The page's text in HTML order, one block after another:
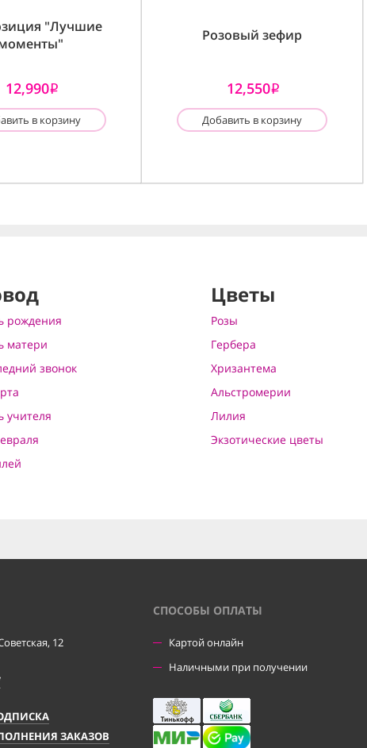
"Лучшие
12,990i
в корзину
Розовый зефир
12,550i
Добавить в корзину
рождения
матери
звонок
учителя
Цветы
Розы
Гербера
Хризантема
Альстромерии
Лилия
Экзотические цветы
12
ЗАКАЗОВ
CПОСОБЫ ОПЛАТЫ
Картой онлайн
Наличными при получении